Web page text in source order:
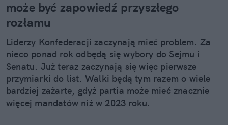
może być zapowiedź przyszłego
rozłamu
Liderzy Konfederacji zaczynają mieć problem. Za
nieco ponad rok odbędą się wybory do Sejmu i
Senatu. Już teraz zaczynają się więc pierwsze
przymiarki do list. Walki będą tym razem o wiele
bardziej zażarte, gdyż partia może mieć znacznie
więcej mandatów niż w 2023 roku.